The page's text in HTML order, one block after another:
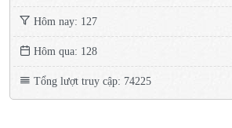
Hôm nay: 127
Hôm qua: 128
Tổng lượt truy cập: 74225